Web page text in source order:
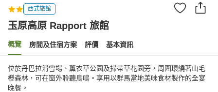
西式旅館
玉原高原 Rapport 旅館
概覽 房間及住宿方案 評價 基本資訊
位於丹巴拉滑雪場、薰衣草公園及掃帚草花園旁，周圍環繞著山毛
櫸森林，可在窗外聆聽鳥鳴。享用以群馬當地美味食材製作的全宴
晚餐。